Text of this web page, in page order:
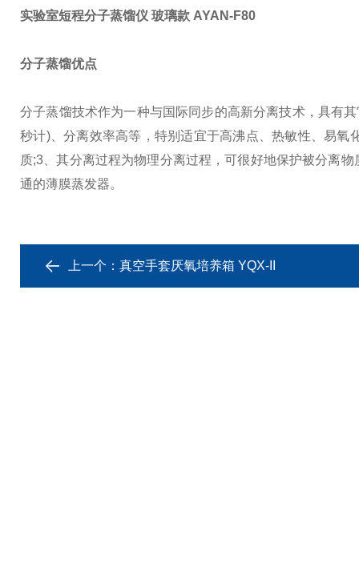
实验室短程分子蒸馏仪 玻璃款 AYAN-F80
分子蒸馏优点
分子蒸馏技术作为一种与国际同步的高新分离技术，具有
秒计)、分离效率高等，特别适宜于高沸点、热敏性、易氧
质;3、其分离过程为物理分离过程，可很好地保护被分离
通的薄膜蒸发器。
上一个： 真空手套厌氧培养箱 YQX-II